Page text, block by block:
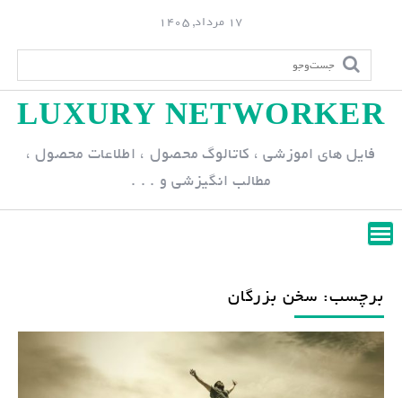
p
n
17 مرداد, 1405
LUXURY NETWORKER
فایل های اموزشی ، کاتالوگ محصول ، اطلاعات محصول ،
مطالب انگیزشی و . . .
برچسب: سخن بزرگان